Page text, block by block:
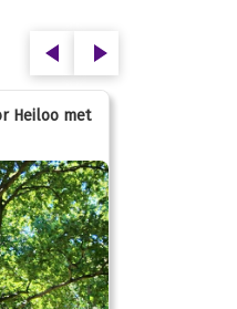
Heiloo met